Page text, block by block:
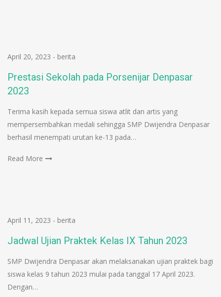
April 20, 2023 - berita
Prestasi Sekolah pada Porsenijar Denpasar
2023
Terima kasih kepada semua siswa atlit dan artis yang
mempersembahkan medali sehingga SMP Dwijendra Denpasar
berhasil menempati urutan ke-13 pada…
Read More
April 11, 2023 - berita
Jadwal Ujian Praktek Kelas IX Tahun 2023
SMP Dwijendra Denpasar akan melaksanakan ujian praktek bagi
siswa kelas 9 tahun 2023 mulai pada tanggal 17 April 2023.
Dengan…